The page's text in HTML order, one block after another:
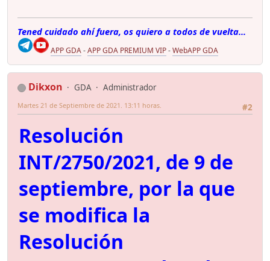
Tened cuidado ahí fuera, os quiero a todos de vuelta...
APP GDA-APP GDA PREMIUM VIP-WebAPP GDA
Dikxon GDA
Administrador
#2
Martes 21 de Septiembre de 2021. 13:11 horas.
Resolución
INT/2750/2021, de 9 de
septiembre, por la que
se modifica la
Resolución